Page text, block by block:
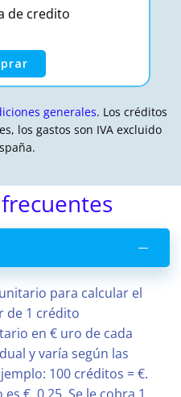
de credito
generales. Los créditos
los gastos son IVA excluido
para calcular el
de 1 crédito
en € uro de cada
y varía según las
100 créditos = €.
€. 0,25. Se le cobra 1